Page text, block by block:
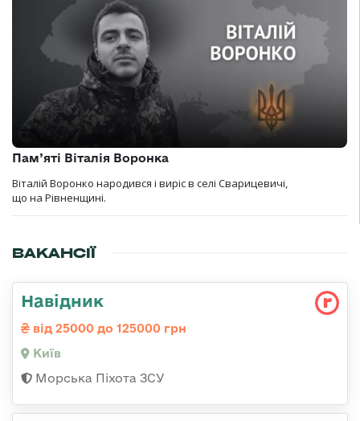
Пам’яті Віталія Воронка
Віталій Воронко народився і виріс в селі Сварицевичі,
що на Рівненщині.
ВАКАНСІЇ
Навідник
від 25000 до 125000 грн
Київ
Морська Піхота ЗСУ